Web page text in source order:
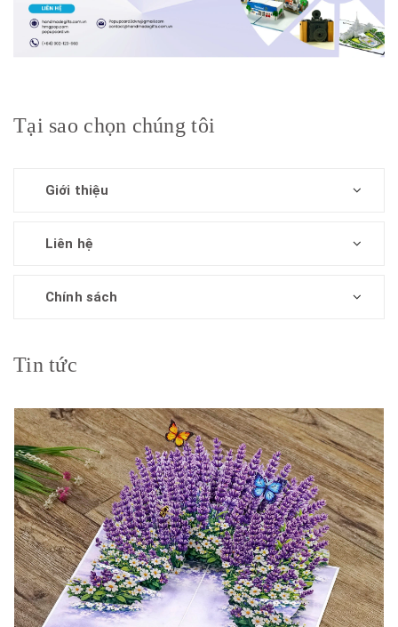
Tại sao chọn chúng tôi
Giới thiệu
Liên hệ
Chính sách
Tin tức